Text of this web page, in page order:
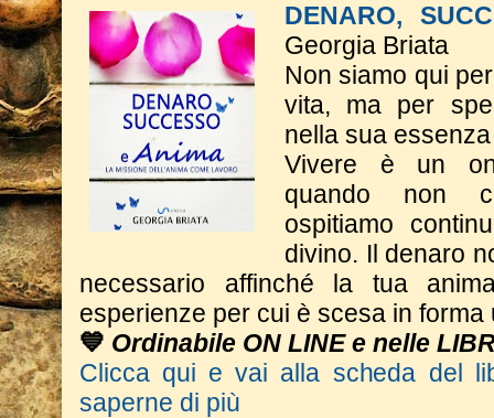
DENARO,
Georgia Briata
Non siamo qui
vita, ma per
nella sua
Vivere è un
quando non
ospitiamo
divino. Il denaro
necessario affinché la tua
esperienze per cui è scesa in
💙 Ordinabile ON LINE e nelle
Clicca qui e vai alla scheda del
saperne di più